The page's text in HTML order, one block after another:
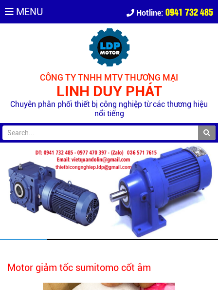
MENU Hotline: 0941 732 485
CÔNG TY TNHH MTV THƯƠNG MẠI
LINH DUY PHÁT
Chuyên phân phối thiết bị công nghiệp từ các thương hiệu
nổi tiếng
Motor giảm tốc sumitomo cốt âm